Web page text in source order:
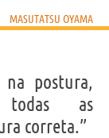
MASUTATSU OYAMA
postura,
todas as
correta.”